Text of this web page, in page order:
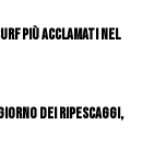
più acclamati nel
dei ripescaggi,